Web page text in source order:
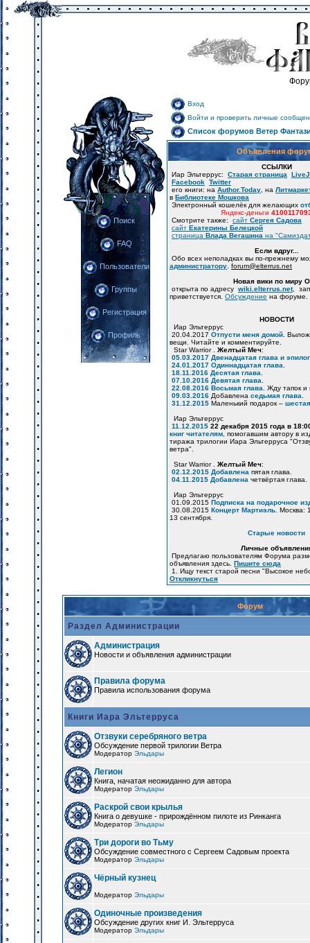
Поиск
FAQ
Пользователи
Группы
Регистрация
Профиль
Вход
Войти и проверить личные
Список форумов Ветер
Объявления
ССЫЛКИ
Иар Эльтеррус: Старая страница
Facebook Twitter
его книги: на Author.Today , на
в Библиотеке Мошкова
Электронный кошелёк для желающих
Яндекс-деньги
Смотрите также: сайт Сергея Садова
сайт Екатерины Белецкой
страница Влада Вегашина на
Если вдруг...
Обо всех неполадках вы по-прежнему
администратору forum@elterrus.net
Новая вики по миру
открыта по адресу wiki.elterrus.net,
приветствуется. Обсуждение на форуме.
НОВОСТИ
Иар Эльтеррус
20.04.2017 Отпусти меня домой .
вещи. Читайте и комментируйте.
Star Warrior . Желтый Меч:
05.03.2017 Двенадцатая глава и эпилог
24.01.2017 Одиннадцатая глава
18.11.2016 Десятая глава
07.10.2016 Девятая глава
22.08.2016 Восьмая глава . Жду тапок
09.03.2016 Добавлена седьмая глава
31.12.2015 Маленький подарок –
Иар Эльтеррус
11.12.2015 22 декабря 2015 года в
книг читателям , помогавшим автору в
тиража трилогии Иара Эльтерруса
ветра".
Star Warrior . Желтый Меч:
02.12.2015 Добавлена пятая глава.
04.11.2015 Добавлена четвёртая глава.
Иар Эльтеррус
01.09.2015 Подписка на подарочное
30.08.2015 Концерт Мартиэль . Москва:
13 сентября.
Старые новости
Личные
Предлагаю пользователям Форума
объявления здесь. Пишите сюда
1. Ищу текст старой песни "Высокое
Откликнуться
Форум
Раздел Администрации
Администрация
Новости и объявления администрации
Правила форума
Правила использования форума
Книги Иара Эльтерруса
Отзвуки серебряного ветра
Обсуждение первой трилогии Ветра
Модератор Эльдары
Легион
Книга, начатая неожиданно для автора
Модератор Эльдары
Раскрой свои крылья
Книга о девушке - прирождённом пилоте из Ринканга
Модератор Эльдары
Три дороги во Тьму
Обсуждение совместного с Сергеем Садовым проекта
Модератор Эльдары
Чёрный кузнец
Модератор Эльдары
Одиночные произведения
Обсуждение других книг И. Эльтерруса
Модератор Эльдары